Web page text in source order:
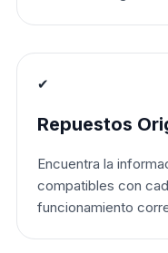
✔
Repuestos
Encuentra la
compatibles con
funcionamiento